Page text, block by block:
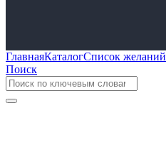
ГлавнаяКаталогСписок желаний
Поиск